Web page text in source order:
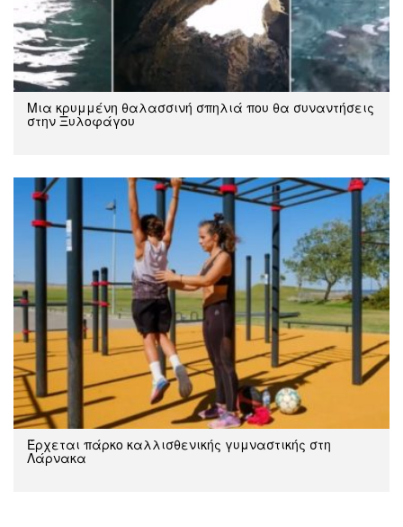
Μια κρυμμένη θαλασσινή σπηλιά που θα συναντήσεις
στην Ξυλοφάγου
Έρχεται πάρκο καλλισθενικής γυμναστικής στη
Λάρνακα